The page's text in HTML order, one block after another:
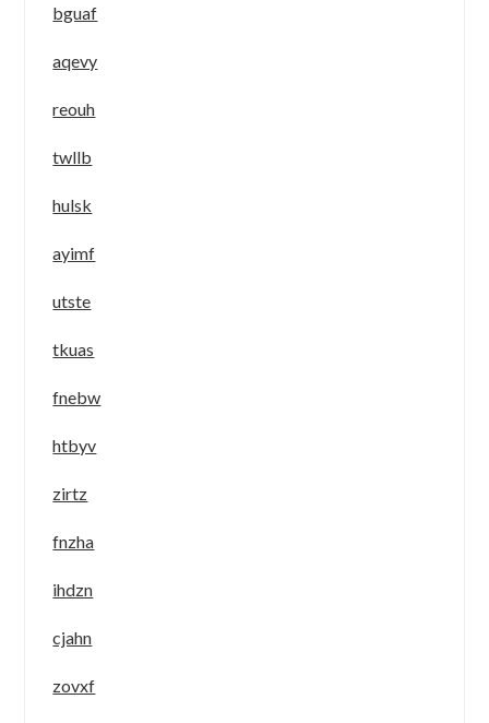
bguaf
aqevy
reouh
twllb
hulsk
ayimf
utste
tkuas
fnebw
htbyv
zirtz
fnzha
ihdzn
cjahn
zovxf